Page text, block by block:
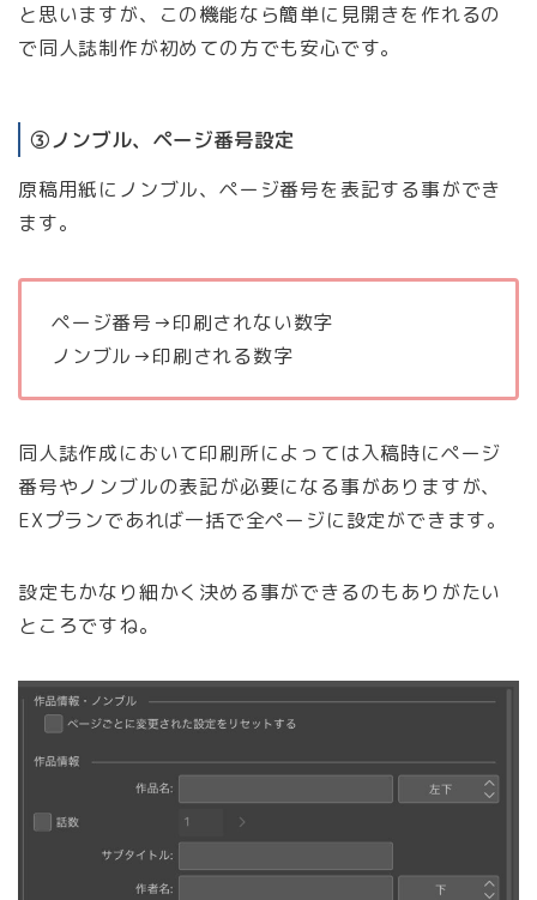
と思いますが、この機能なら簡単に見開きを作れるの
で同人誌制作が初めての方でも安心です。
③ノンブル、ページ番号設定
原稿用紙にノンブル、ページ番号を表記する事ができ
ます。
ページ番号→印刷されない数字
ノンブル→印刷される数字
同人誌作成において印刷所によっては入稿時にページ
番号やノンブルの表記が必要になる事がありますが、
EXプランであれば一括で全ページに設定ができます。
設定もかなり細かく決める事ができるのもありがたい
ところですね。